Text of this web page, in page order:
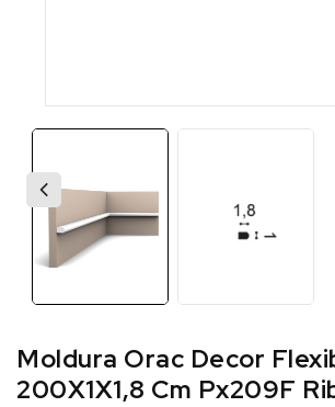
Moldura Orac Decor
200X1X1,8 Cm Px209F